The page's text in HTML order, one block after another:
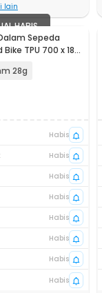
lain
HABIS
Sepeda
TPU 700 x 18-
28g
Habis
Habis
Habis
Habis
Habis
Habis
Habis
Habis